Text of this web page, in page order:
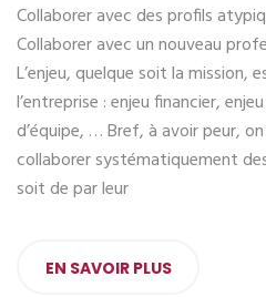
Collaborer avec des profils
Collaborer avec un nouveau
L’enjeu, quelque soit la mission,
l’entreprise : enjeu financier,
d’équipe, … Bref, à avoir peur,
collaborer systématiquement
soit de par leur
EN SAVOIR PLUS